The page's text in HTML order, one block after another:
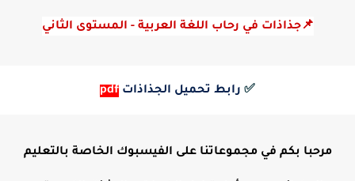
📌جذاذات في رحاب اللغة العربية - المستوى الثاني
✅ رابط تحميل الجذاذات pdf
مرحبا بكم في مجموعاتنا على الفيسبوك الخاصة بالتعليم